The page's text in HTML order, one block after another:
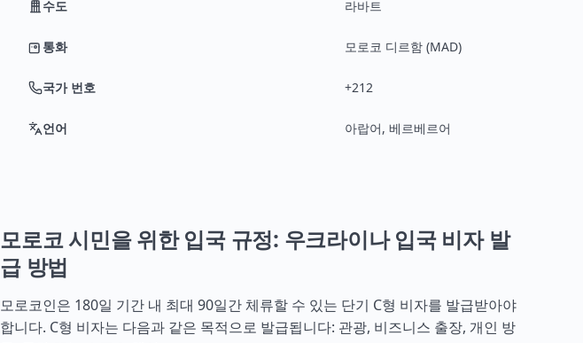
수도 라바트
통화 모로코 디르함 (MAD)
국가 번호 +212
언어 아랍어, 베르베르어
모로코 시민을 위한 입국 규정: 우크라이나 입국 비자 발
급 방법
모로코인은 180일 기간 내 최대 90일간 체류할 수 있는 단기 C형 비자를 발급받아야
합니다. C형 비자는 다음과 같은 목적으로 발급됩니다: 관광, 비즈니스 출장, 개인 방